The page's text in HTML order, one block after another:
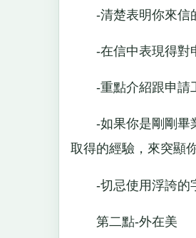
-清楚表明你來信的
-在信中表現得對申
-重點介紹跟申請工
-如果你是剛剛畢業
取得的經驗，來突顯
-切忌使用浮誇的字
第二點-外在美